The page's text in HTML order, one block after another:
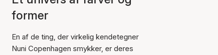
former
En af de ting, der virkelig kendetegner
Nuni Copenhagen smykker, er deres